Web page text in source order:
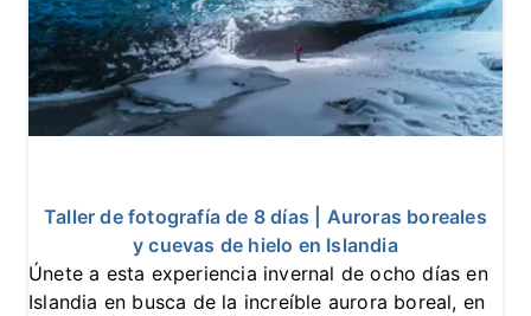
Taller de fotografía de 8 días | Auroras boreales
y cuevas de hielo en Islandia
Únete a esta experiencia invernal de ocho días en
Islandia en busca de la increíble aurora boreal, en